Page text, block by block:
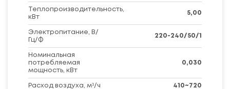
Теплопроизводительность,
кВт
5,00
Электропитание, В/
Гц/Ф
220-240/50/1
Номинальная
потребляемая
мощность, кВт
0,030
Расход воздуха, м³/ч 410~720